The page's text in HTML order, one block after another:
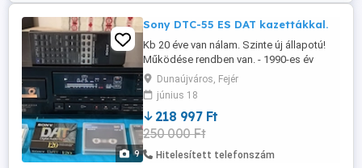
9
Sony DTC-55 ES DAT kazettákkal.
Kb 20 éve van nálam. Szinte új állapotú!
Működése rendben van. - 1990-es év
esztétikus darabja. - Professzionális
felvétel és lejátszás jellemzi. -
Mintavezérlési frekvencia 48khz, 41khz,
32khz - Normál szalagsebesség: 8,15mm
s - Lassú sebesség: 4,075 mm s -
Frekvencia átvitel 0 db-en: 2-22000hz -
Gyári ...
Dunaújváros, Fejér
június 18
218 997 Ft
250 000 Ft
Hitelesített telefonszám